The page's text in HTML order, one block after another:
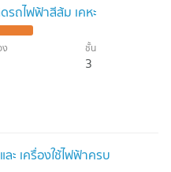
ถไฟฟ้าสีส้ม เคหะ
ชั้น
3
ะ เครื่องใช้ไฟฟ้าครบ